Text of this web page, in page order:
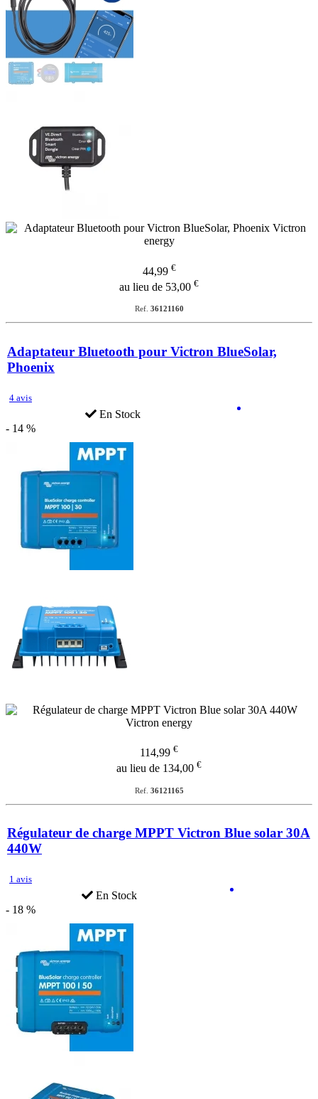
44,99 €
au lieu de 53,00 €
Ref. 36121160
Adaptateur Bluetooth pour Victron BlueSolar,
Phoenix
4 avis
En Stock
- 14 %
114,99 €
au lieu de 134,00 €
Ref. 36121165
Régulateur de charge MPPT Victron Blue solar 30A
440W
1 avis
En Stock
- 18 %